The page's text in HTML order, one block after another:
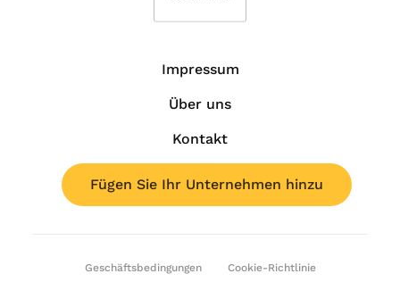
Impressum
Über uns
Kontakt
Fügen Sie Ihr Unternehmen hinzu
Geschäftsbedingungen Cookie-Richtlinie